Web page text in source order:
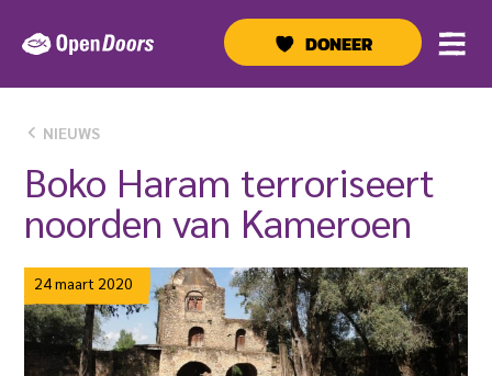
naar
inhoud
DONEER
NIEUWS
Boko Haram terroriseert
noorden van Kameroen
24 maart 2020